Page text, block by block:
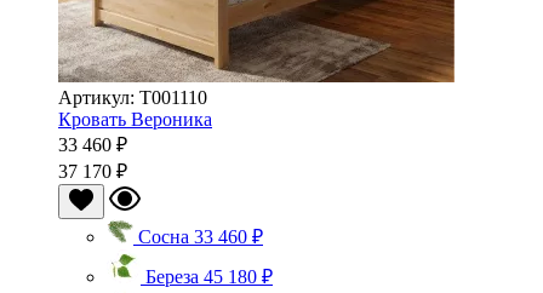
Артикул: Т001110
Кровать Вероника
33 460 ₽
37 170 ₽
Сосна 33 460 ₽
Береза 45 180 ₽